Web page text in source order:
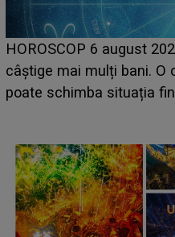
LINE-UP UNTOLD
scena principală a
suedeză a ajuns deja